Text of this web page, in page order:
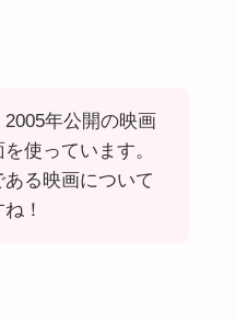
年公開の映画
使っています。
る映画について
！